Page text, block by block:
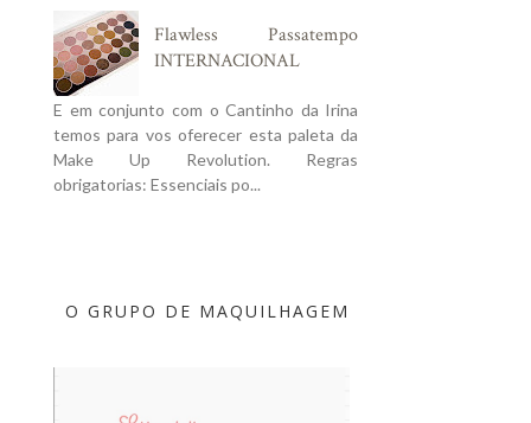
Flawless Passatempo
INTERNACIONAL
E em conjunto com o Cantinho da Irina
temos para vos oferecer esta paleta da
Make Up Revolution. Regras
obrigatorias: Essenciais po...
O GRUPO DE MAQUILHAGEM